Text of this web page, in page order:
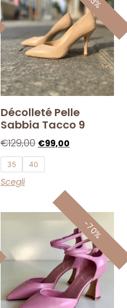
Décolleté Pelle
Sabbia Tacco 9
€129,00 €99,00
35 40
Scegli
-70%